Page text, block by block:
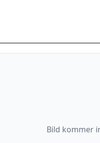
stil, Silver, Oskar
Bild kommer